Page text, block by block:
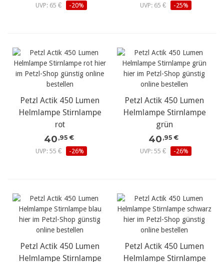
UVP: 65 €
-20%
UVP: 65 €
-25%
Petzl Actik 450 Lumen
Helmlampe Stirnlampe
rot
40 ,95 €
UVP: 55 €
-26%
Petzl Actik 450 Lumen
Helmlampe Stirnlampe
grün
40 ,95 €
UVP: 55 €
-26%
Petzl Actik 450 Lumen
Helmlampe Stirnlampe
Petzl Actik 450 Lumen
Helmlampe Stirnlampe